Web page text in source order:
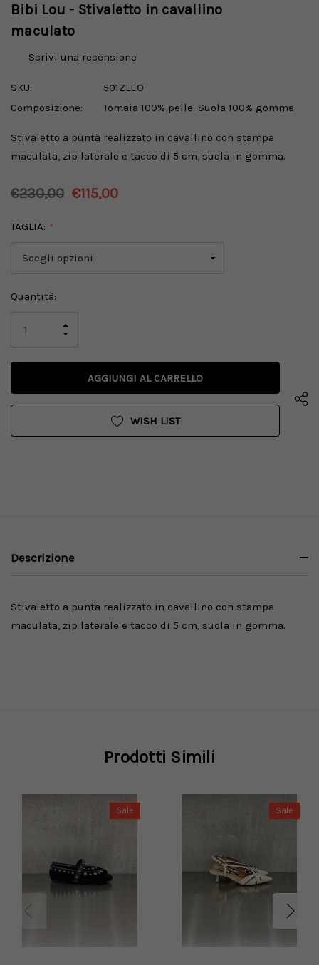
Bibi Lou - Stivaletto in cavallino
maculato
Scrivi una recensione
SKU:
501ZLEO
Composizione:
Tomaia 100% pelle. Suola 100% gomma
Stivaletto a punta realizzato in cavallino con stampa
maculata, zip laterale e tacco di 5 cm, suola in gomma.
€230,00 €115,00
TAGLIA: *
Disponibilità
Quantità:
QUANTITÀ
UNDEFINED
AUMENTA
DI
UNDEFINED
WISH LIST
Descrizione
Stivaletto a punta realizzato in cavallino con stampa
maculata, zip laterale e tacco di 5 cm, suola in gomma.
Prodotti Simili
Sale Sale